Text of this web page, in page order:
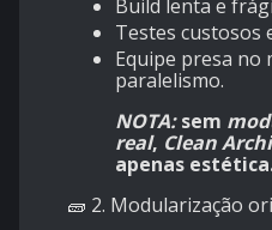
Build lenta e
Testes custosos
Equipe presa no
paralelismo.
NOTA:sem
real, Clean
apenas
🧱 2. Modularização